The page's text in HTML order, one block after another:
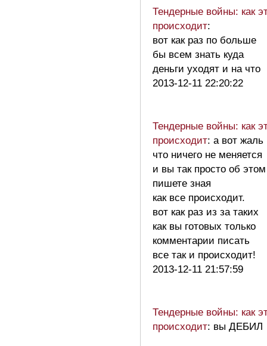
Тендерные войны: как
происходит:
вот как раз по больше
бы всем знать куда
деньги уходят и на что
2013-12-11 22:20:22
Тендерные войны: как
происходит: а вот жаль
что ничего не меняется
и вы так просто об этом
пишете зная
как все происходит.
вот как раз из за таких
как вы готовых только
комментарии писать
все так и происходит!
2013-12-11 21:57:59
Тендерные войны: как
происходит: вы ДЕБИЛ